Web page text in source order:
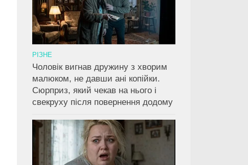
РІЗНЕ
Чоловік вигнав дружину з хворим
малюком, не давши ані копійки.
Сюрприз, який чекав на нього і
свекруху після повернення додому